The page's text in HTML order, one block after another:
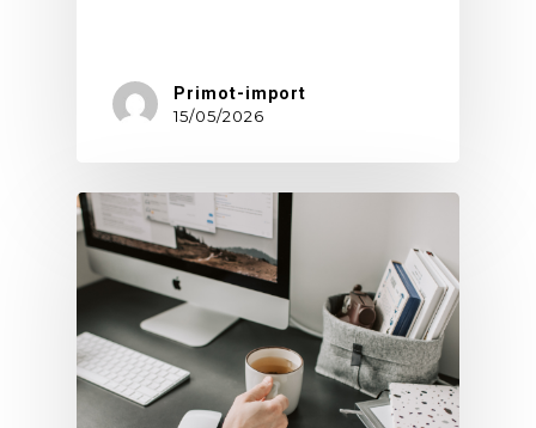
Primot-import
15/05/2026